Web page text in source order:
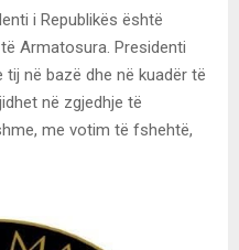
i Republikës është
Armatosura. Presidenti
në bazë dhe në kuadër të
në zgjedhje të
me votim të fshehtë,